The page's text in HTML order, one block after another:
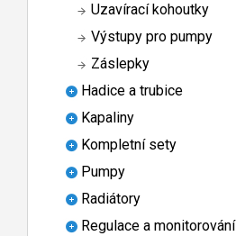
Uzavírací kohoutky
Výstupy pro pumpy
Záslepky
Hadice a trubice
Kapaliny
Kompletní sety
Pumpy
Radiátory
Regulace a monitorování